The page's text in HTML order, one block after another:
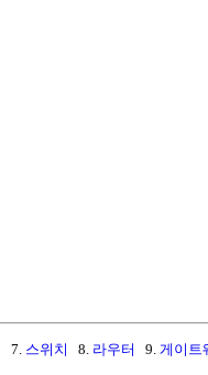
7. 스위치 8. 라우터 9. 게이트